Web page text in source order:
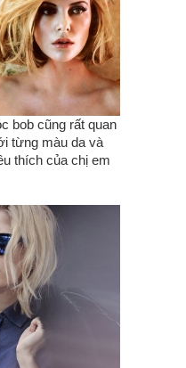
bob cũng rất quan
từng màu da và
thích của chị em